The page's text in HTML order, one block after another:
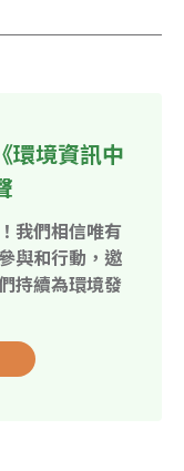
環境資訊中
我們相信唯有
與和行動，邀
持續為環境發